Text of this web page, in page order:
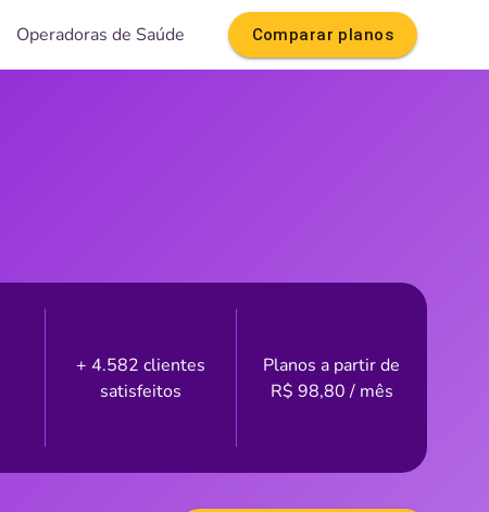
Operadoras de Saúde Comparar planos
+ 4.582 clientes
satisfeitos
Planos a partir de
R$ 98,80/ mês